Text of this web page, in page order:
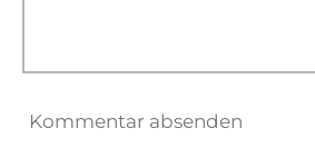
Kommentar absenden